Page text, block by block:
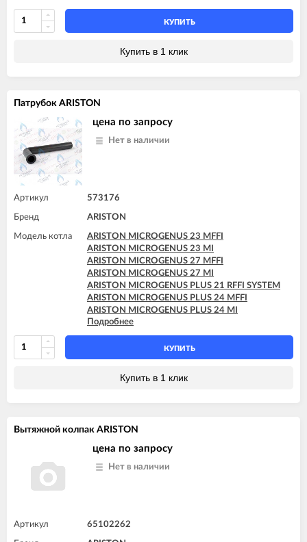
ARISTON MICROSYSTEM 21 RFFI
ARISTON MICROSYSTEM 28 RFFI
ARISTON T2 23 MI GPL
ARISTON TX 23 MFFI
КУПИТЬ
Купить в 1 клик
Патрубок ARISTON
цена по запросу
Нет в наличии
Артикул 573176
Бренд ARISTON
Модель котла
ARISTON MICROGENUS 23 MFFI
ARISTON MICROGENUS 23 MI
ARISTON MICROGENUS 27 MFFI
ARISTON MICROGENUS 27 MI
ARISTON MICROGENUS PLUS 21 RFFI SYSTEM
ARISTON MICROGENUS PLUS 24 MFFI
ARISTON MICROGENUS PLUS 24 MI
ARISTON MICROGENUS PLUS 28 MFFI
ARISTON MICROGENUS PLUS 28 MI
ARISTON MICROGENUS PLUS 28 RFFI SYSTEM
ARISTON MICROGENUS PLUS 31 MFFI
ARISTON MICROGENUS PLUS 31 RI SYSTEM
ARISTON TX 27 MFFI
Подробнее
КУПИТЬ
Купить в 1 клик
Вытяжной колпак ARISTON
цена по запросу
Нет в наличии
Артикул 65102262